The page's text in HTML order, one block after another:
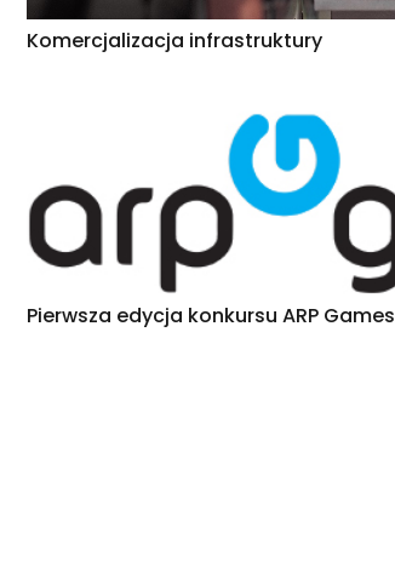
Komercjalizacja infrastruktury
Pierwsza edycja konkursu ARP Games